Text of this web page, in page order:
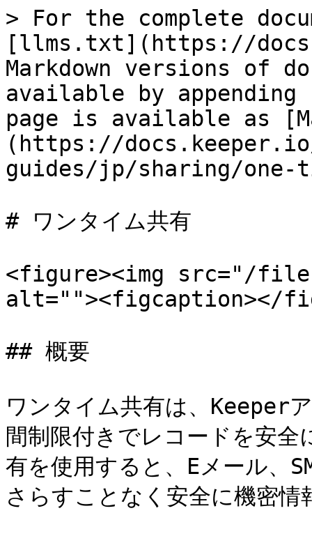
> For the complete
[llms.txt](https://
Markdown versions of
available by
page is available as
(https://
guides/jp/sharing/one-
# ワンタイム共有
<figure><img src="/
alt=""><figcaption></
## 概要
ワンタイム共有は、Keeper
間制限付きでレコードを安
有を使用すると、Eメール、
さらすことなく安全に機密情